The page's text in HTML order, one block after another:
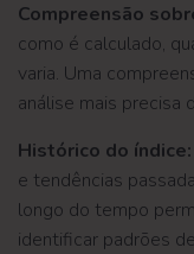
Compreensão
como é calculado,
varia. Uma
análise mais precisa
Histórico do índice:
e tendências
longo do tempo
identificar padrões